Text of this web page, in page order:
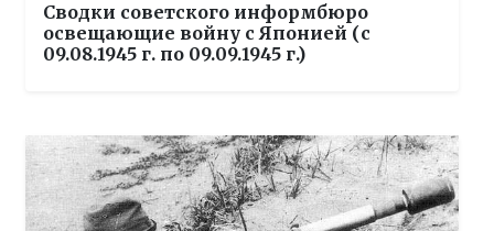
Сводки советского информбюро
освещающие войну с Японией (с
09.08.1945 г. по 09.09.1945 г.)